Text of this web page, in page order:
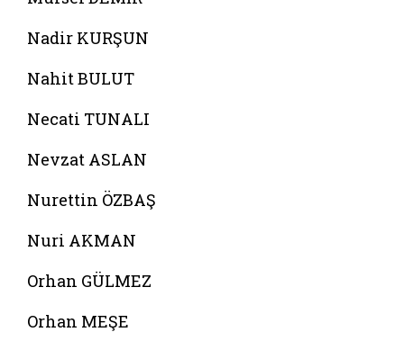
Nadir KURŞUN
Nahit BULUT
Necati TUNALI
Nevzat ASLAN
Nurettin ÖZBAŞ
Nuri AKMAN
Orhan GÜLMEZ
Orhan MEŞE